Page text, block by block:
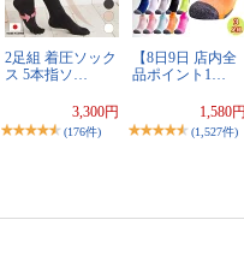
2足組 着圧ソック
ス 5本指ソ…
3,300円
(176件)
【8日9日 店内全
品ポイント1…
1,580円
(1,527件)